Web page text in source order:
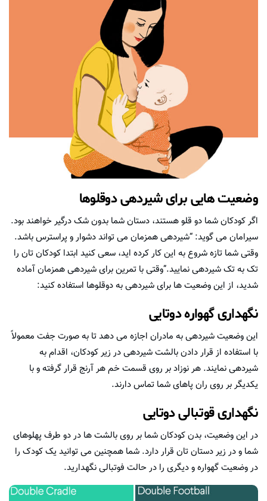
وضعیت هایی برای شیردهی دوقلوها
اگر کودکان شما دو قلو هستند، دستان شما بدون شک درگیر خواهند بود.
سیرامان می گوید: “شیردهی همزمان می تواند دشوار و پراسترس باشد.
وقتی شما تازه شروع به این کار کرده اید، سعی کنید ابتدا کودکان تان را
تک به تک شیردهی نمایید.”وقتی با تمرین برای شیردهی همزمان آماده
شدید، از این وضعیت ها برای شیردهی به دوقلوها استفاده کنید:
نگهداری گهواره دوتایی
این وضعیت شیردهی به مادران اجازه می دهد تا به صورت جفت معمولاً
با استفاده از قرار دادن بالشت شیردهی در زیر کودکان، اقدام به
شیردهی نمایند. هر نوزاد بر روی قسمت خم هر آرنج قرار گرفته و با
یکدیگر بر روی ران پاهای شما تماس دارند.
نگهداری قوتبالی دوتایی
در این وضعیت، بدن کودکان شما بر روی بالشت ها در دو طرف پهلوهای
شما و در زیر دستان تان قرار دارد. شما همچنین می توانید یک کودک را
در وضعیت گهواره و دیگری را در حالت فوتبالی نگهدارید.